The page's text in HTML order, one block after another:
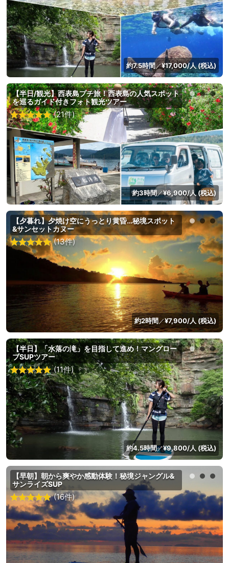
約7.5時間 ／¥17,000/人 (税込)
【半日/観光】西表島プチ旅！西表島の人気スポット
を巡るガイド付きフォト観光ツアー
(21件)
約3時間／¥6,900/人 (税込)
【夕暮れ】夕焼け空にうっとり黄昏…秘境スポット
&サンセットカヌー
(13件)
約2時間 ／¥7,900/人 (税込)
【半日】「水落の滝」を目指して進め！マングロー
ブSUPツアー
(11件)
約4.5時間／¥9,800/人 (税込)
【早朝】朝から爽やか感動体験！秘境ジャングル&
サンライズSUP
(16件)